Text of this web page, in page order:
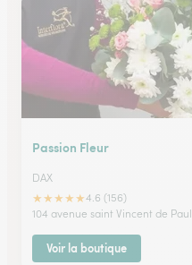
Passion Fleur
DAX
★★★★★4.6 (156)
104 avenue saint Vincent de Paul
Voir la boutique